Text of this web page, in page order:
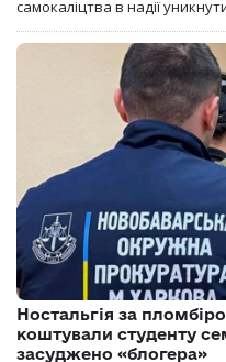
самокаліцтва в надії
Ностальгія за
коштували студенту
засуджено «блогера»